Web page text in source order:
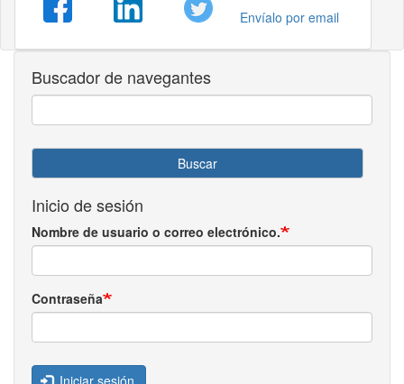
Envíalo por email
Buscador de navegantes
Buscar
Inicio de sesión
Nombre de usuario o correo electrónico.
Contraseña